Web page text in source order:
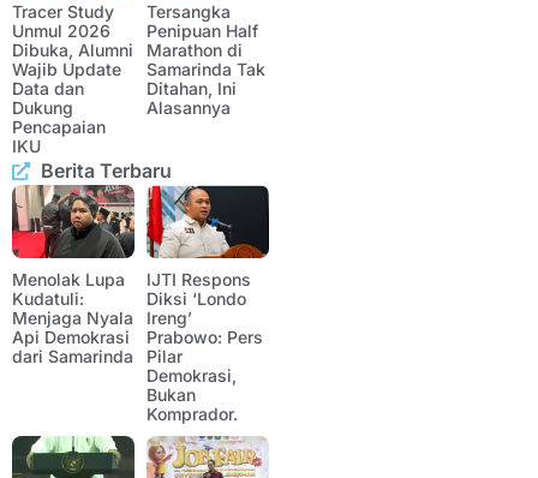
Tracer Study
Unmul 2026
Dibuka, Alumni
Wajib Update
Data dan
Dukung
Pencapaian
IKU
Tersangka
Penipuan Half
Marathon di
Samarinda Tak
Ditahan, Ini
Alasannya
Berita Terbaru
Menolak Lupa
Kudatuli:
Menjaga Nyala
Api Demokrasi
dari Samarinda
IJTI Respons
Diksi ‘Londo
Ireng’
Prabowo: Pers
Pilar
Demokrasi,
Bukan
Komprador.